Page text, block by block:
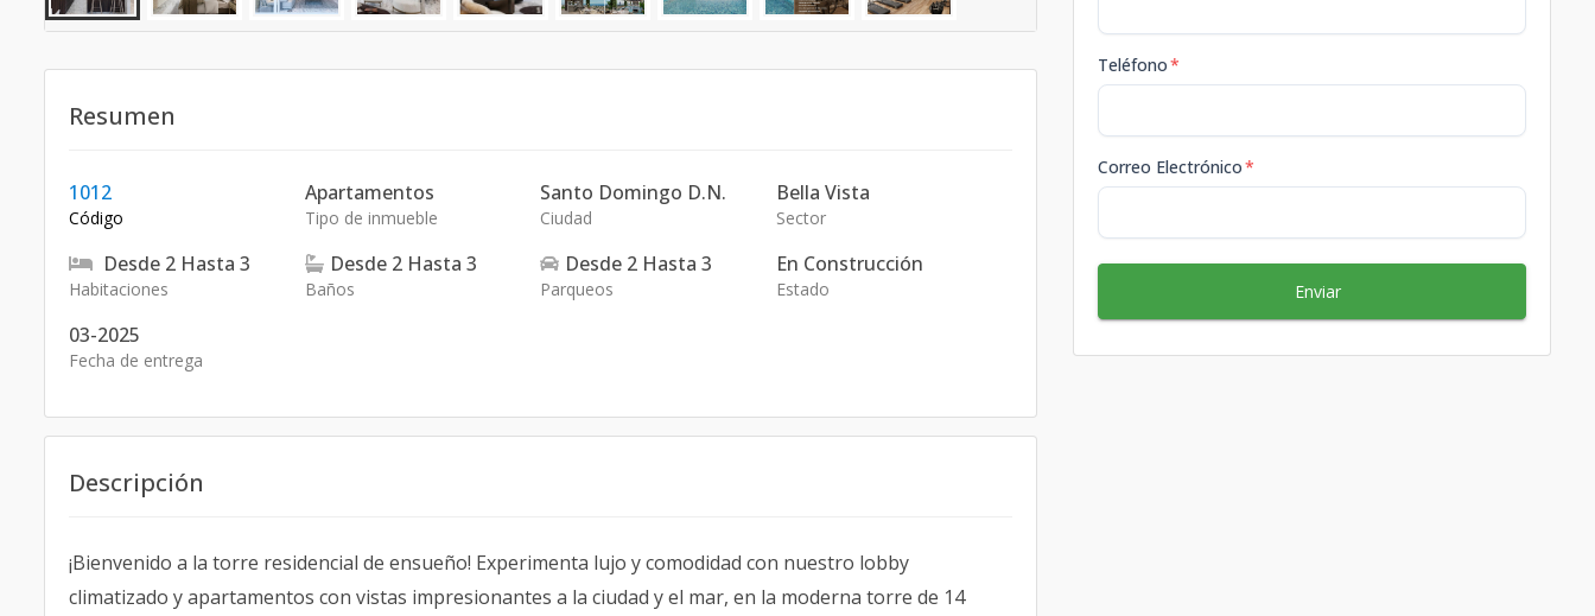
Resumen
1012
Código
Apartamentos
Tipo de inmueble
Santo Domingo D.N.
Ciudad
Bella Vista
Sector
Desde 2 Hasta 3
Habitaciones
Desde 2 Hasta 3
Baños
Desde 2 Hasta 3
Parqueos
En Construcción
Estado
03-2025
Fecha de entrega
Descripción
¡Bienvenido a la torre residencial de ensueño! Experimenta lujo y comodidad con nuestro lobby
climatizado y apartamentos con vistas impresionantes a la ciudad y el mar, en la moderna torre de 14
Teléfono*
Correo Electrónico*
Enviar